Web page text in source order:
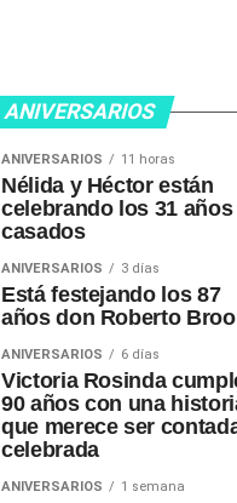
ANIVERSARIOS
ANIVERSARIOS 11 horas
Nélida y Héctor están
celebrando los 31 años
casados
ANIVERSARIOS 3 días
Está festejando los 87
años don Roberto
ANIVERSARIOS 6 días
Victoria Rosinda
90 años con una
que merece ser
celebrada
ANIVERSARIOS 1 semana